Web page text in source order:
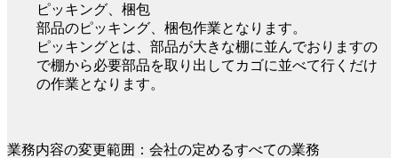
ピッキング、梱包
部品のピッキング、梱包作業となります。
ピッキングとは、部品が大きな棚に並んでおりますの
で棚から必要部品を取り出してカゴに並べて行くだけ
の作業となります。
業務内容の変更範囲：会社の定めるすべての業務